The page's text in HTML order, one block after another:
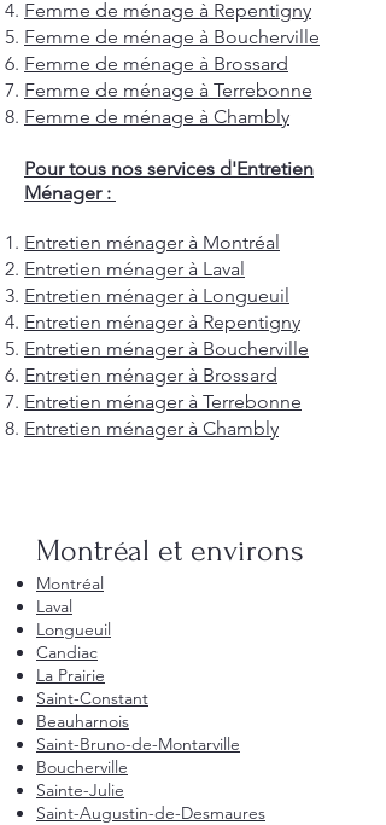
Femme de ménage à Repentigny
Femme de ménage à Boucherville
Femme de ménage à Brossard
Femme de ménage à Terrebonne
Femme de ménage à Chambly
Pour tous nos services d'Entretien
Ménager :
Entretien ménager à Montréal
Entretien ménager à Laval
Entretien ménager à Longueuil
Entretien ménager à Repentigny
Entretien ménager à Boucherville
Entretien ménager à Brossard
Entretien ménager à Terrebonne
Entretien ménager à Chambly
Montréal et environs
Montréal
Laval
Longueuil
Candiac
La Prairie
Saint-Constant
Beauharnois
Saint-Bruno-de-Montarville
Boucherville
Sainte-Julie
Saint-Augustin-de-Desmaures